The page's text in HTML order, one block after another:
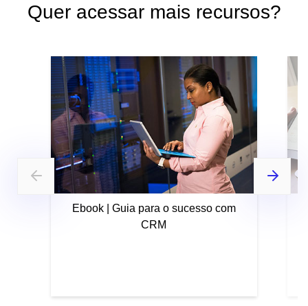
Quer acessar mais recursos?
Ebook | Guia para o sucesso com
CRM